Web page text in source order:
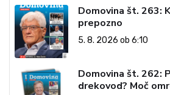
Domovina št. 263:
prepozno
5. 8. 2026 ob 6:10
Domovina št. 262:
drekovod? Moč